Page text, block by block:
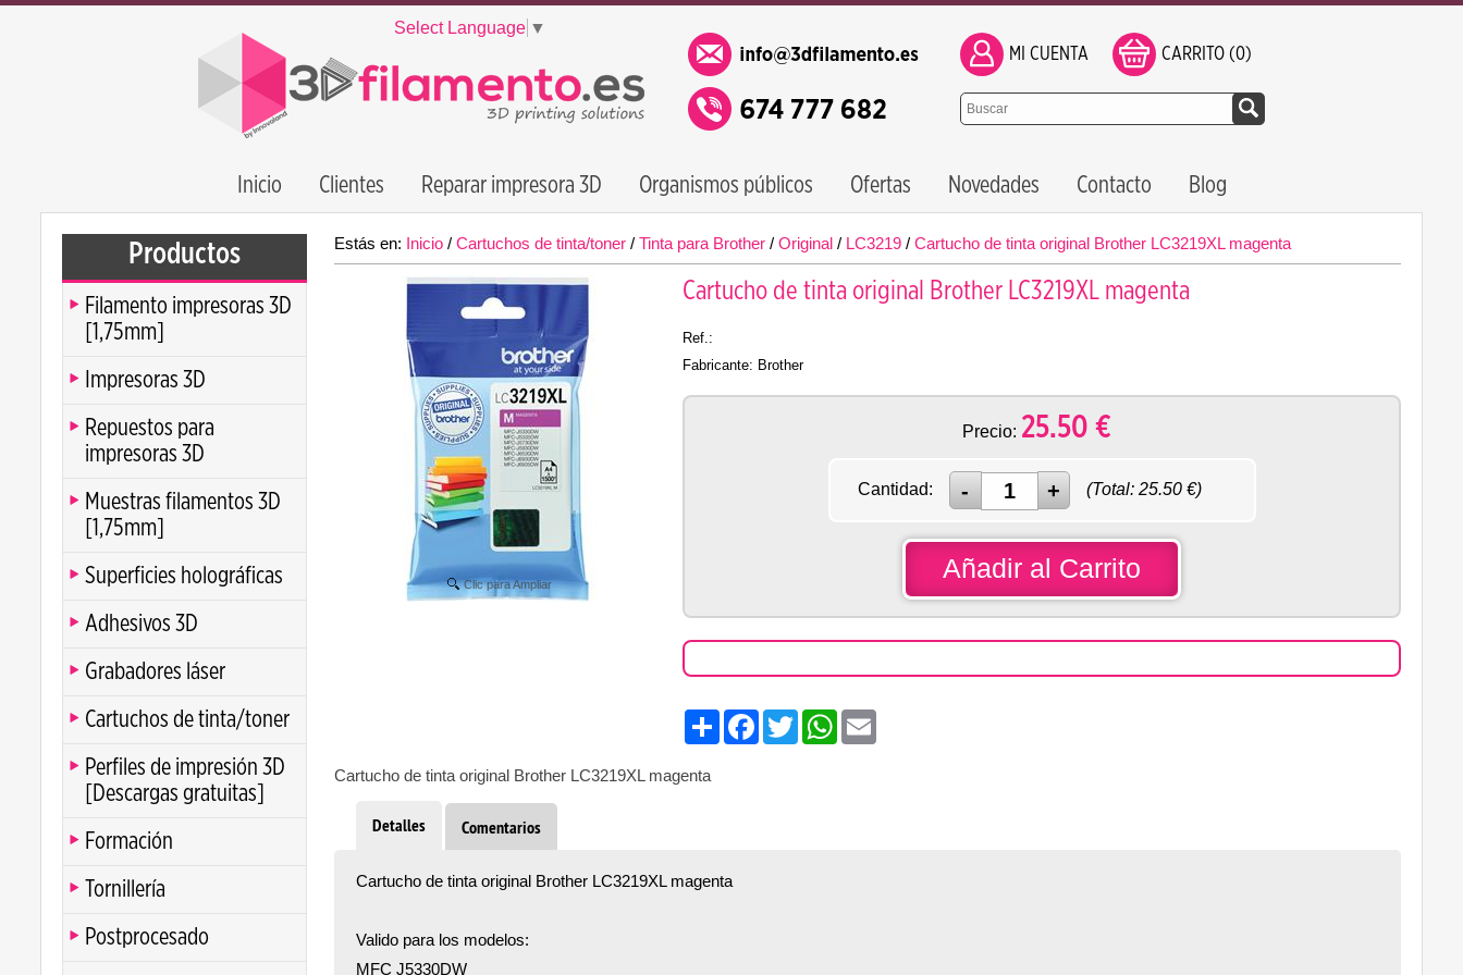
Select Language ▼
MI CUENTA CARRITO (0)
Inicio Clientes Reparar impresora 3D Organismos públicos Ofertas Novedades Contacto Blog
Productos
Filamento impresoras 3D
[1,75mm]
Impresoras 3D
Repuestos para
impresoras 3D
Muestras filamentos 3D
[1,75mm]
Superficies holográficas
Adhesivos 3D
Grabadores láser
Cartuchos de tinta/toner
Perfiles de impresión 3D
[Descargas gratuitas]
Formación
Tornillería
Postprocesado
Estás en: Inicio / Cartuchos de tinta/toner / Tinta para Brother / Original / LC3219 / Cartucho de tinta original Brother LC3219XL magenta
Clic para Ampliar
Cartucho de tinta original Brother LC3219XL magenta
Ref.:
Fabricante: Brother
Precio: 25.50 €
Cantidad: (Total: 25.50€)
Añadir al Carrito
Share Facebook
TwitterWhatsApp
Cartucho de tinta original Brother LC3219XL magenta
Detalles Comentarios
Cartucho de tinta original Brother LC3219XL magenta
Valido para los modelos:
MFC J5330DW